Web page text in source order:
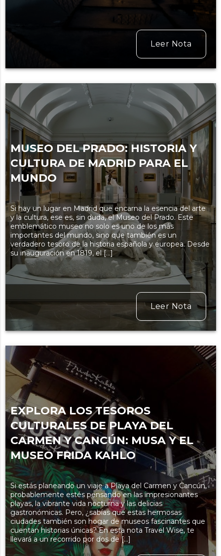
Leer Nota
MUSEO DEL PRADO: HISTORIA Y
CULTURA DE MADRID PARA EL
MUNDO
Si hay un lugar en Madrid que encarna la esencia del arte
y la cultura, ese es, sin duda, el Museo del Prado. Este
emblemático museo no solo es uno de los más
importantes del mundo, sino que también es un
verdadero tesoro de la historia española y europea. Desde
su inauguración en 1819, el […]
Leer Nota
EXPLORA LOS TESOROS
CULTURALES DE PLAYA DEL
CARMEN Y CANCÚN: MUSA Y EL
MUSEO FRIDA KAHLO
Si estás planeando un viaje a Playa del Carmen y Cancún,
probablemente estés pensando en las impresionantes
playas, la vibrante vida nocturna y las delicias
gastronómicas. Pero, ¿sabías que estas hermosas
ciudades también son hogar de museos fascinantes que
cuentan historias únicas? En esta nota Travel Wise, te
llevará a un recorrido por dos de […]